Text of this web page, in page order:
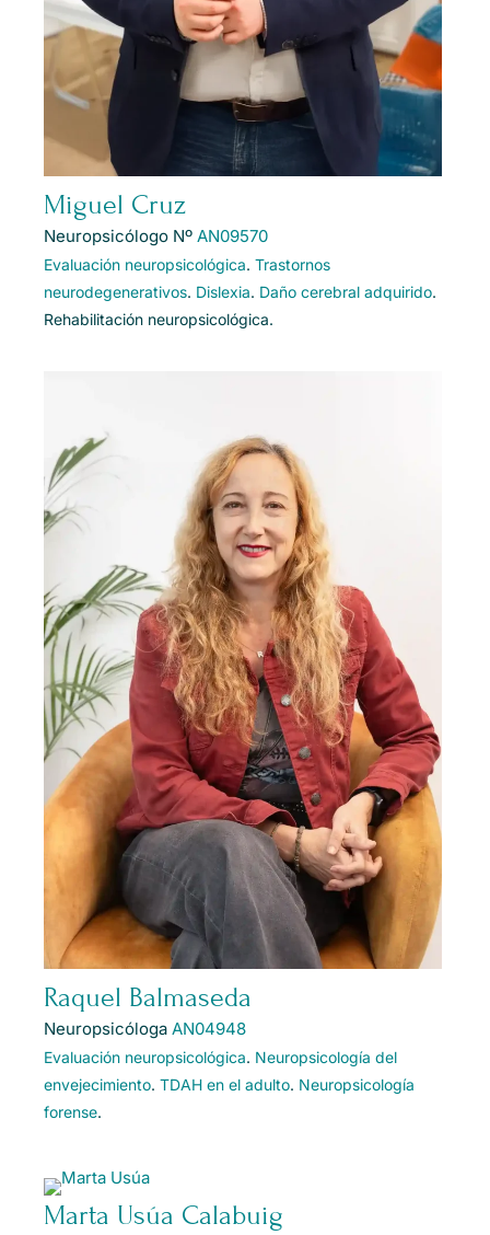
Miguel Cruz
Neuropsicólogo Nº AN09570
Evaluación neuropsicológica. Trastornos
neurodegenerativos. Dislexia. Daño cerebral adquirido.
Rehabilitación neuropsicológica.
Raquel Balmaseda
Neuropsicóloga AN04948
Evaluación neuropsicológica. Neuropsicología del
envejecimiento. TDAH en el adulto. Neuropsicología
forense.
Marta Usúa Calabuig